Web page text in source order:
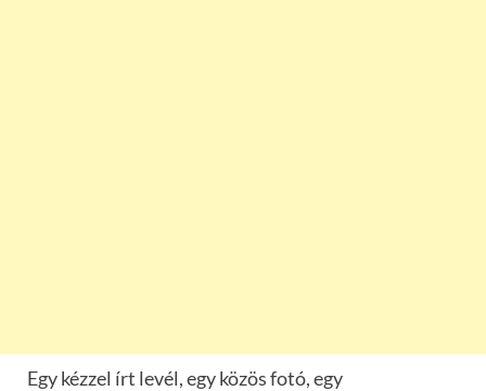
Egy kézzel írt levél, egy közös fotó, egy